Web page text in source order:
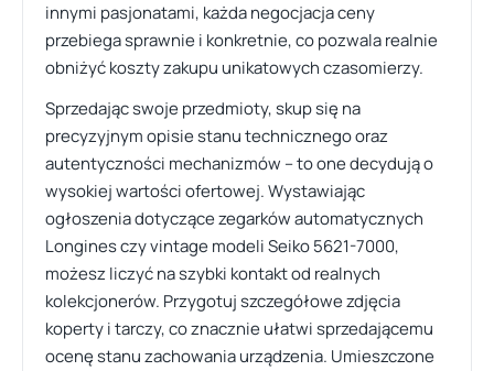
innymi pasjonatami, każda negocjacja ceny
przebiega sprawnie i konkretnie, co pozwala realnie
obniżyć koszty zakupu unikatowych czasomierzy.
Sprzedając swoje przedmioty, skup się na
precyzyjnym opisie stanu technicznego oraz
autentyczności mechanizmów – to one decydują o
wysokiej wartości ofertowej. Wystawiając
ogłoszenia dotyczące zegarków automatycznych
Longines czy vintage modeli Seiko 5621-7000,
możesz liczyć na szybki kontakt od realnych
kolekcjonerów. Przygotuj szczegółowe zdjęcia
koperty i tarczy, co znacznie ułatwi sprzedającemu
ocenę stanu zachowania urządzenia. Umieszczone